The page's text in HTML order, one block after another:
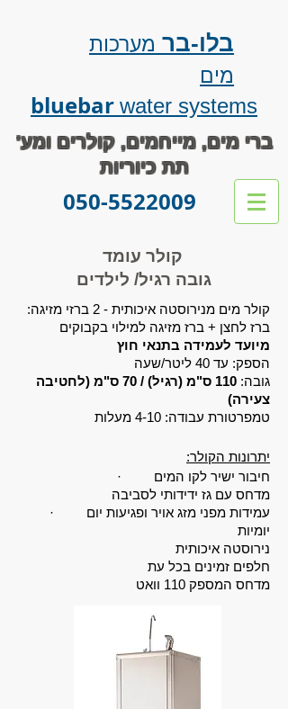
בלו-בר מערכות
מים
bluebar water systems
ברי מים, מייחמים, קולרים ומע'
תת כיוריות
050-5522009
קולר עומד
גובה רגיל/ לילדים
:קולר מים מנירוסטה איכותית - 2 ברזי מזיגה
ברז לחצן + ברז מזיגה למילוי בקבוקים
מיועד לעמידה בתנאי חוץ
הספק: עד 40 ליטר/שעה
גובה:
110 ס"מ (רגיל) / 70 ס"מ (לחטיבה
צעירה)
טמפרטורת עבודה: 4-10 מעלות
:יתרונות הקולר
· חיבור ישיר לקו המים
מדחס עם גז ידידותי לסביבה
· עמידות מפני מזג אויר ופגיעות יום
יומיות
נירוסטה איכותית
חלפים זמינים בכל עת
מדחס המספק 110 וואט